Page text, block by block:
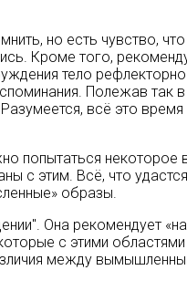
но есть чувство,
Кроме того,
тело
Полежав так
всё это
попытаться некоторое
с этим. Всё, что
образы.
Она рекомендует
с этими
между